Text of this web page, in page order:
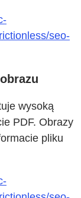
seo-
wysoką
PDF. Obrazy
pliku